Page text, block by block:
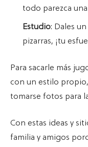
todo parezca
Estudio: Dales
pizarras, ¡tu
Para sacarle más
con un estilo
tomarse fotos para
Con estas ideas y
familia y amigos